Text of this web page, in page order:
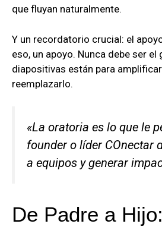
que fluyan naturalmente.
Y un recordatorio crucial: el
eso, un apoyo. Nunca debe ser el
diapositivas están para
reemplazarlo.
«La oratoria es lo que le
founder o líder COnectar
a equipos y generar
De Padre a